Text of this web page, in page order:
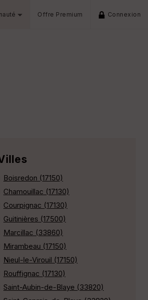
Offre Premium Connexion
Boisredon (17150)
Chamouillac (17130)
Courpignac (17130)
Guitinières (17500)
Marcillac (33860)
Mirambeau (17150)
Nieul-le-Virouil (17150)
Rouffignac (17130)
Saint-Aubin-de-Blaye (33820)